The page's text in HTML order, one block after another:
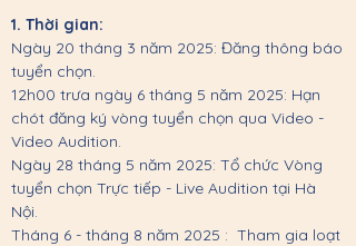
1. Thời gian:
Ngày 20 tháng 3 năm 2025: Đăng thông báo
tuyển chọn.
12h00 trưa ngày 6 tháng 5 năm 2025: Hạn
chót đăng ký vòng tuyển chọn qua Video -
Video Audition.
Ngày 28 tháng 5 năm 2025: Tổ chức Vòng
tuyển chọn Trực tiếp - Live Audition tại Hà
Nội.
Tháng 6 - tháng 8 năm 2025 : Tham gia loạt